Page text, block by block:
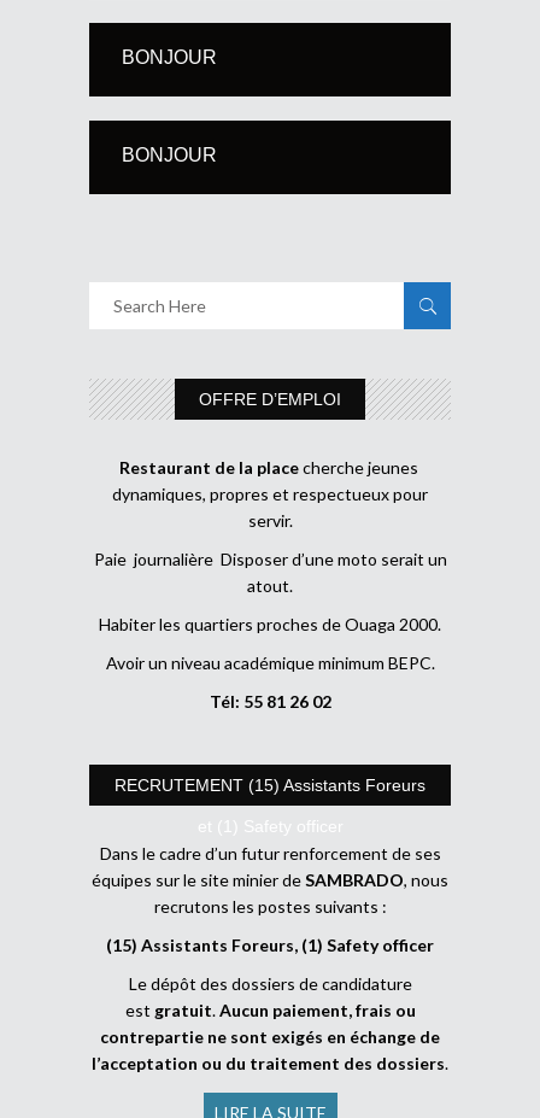
BONJOUR
BONJOUR
OFFRE D’EMPLOI
Restaurant de la placecherche jeunes
dynamiques, propres et respectueux pour
servir.
Paie journalière Disposer d’une moto serait un
atout.
Habiter les quartiers proches de Ouaga 2000.
Avoir un niveau académique minimum BEPC.
Tél: 55 81 26 02
RECRUTEMENT (15) Assistants Foreurs
et (1) Safety officer
Dans le cadre d’un futur renforcement de ses
équipes sur le site minier deSAMBRADO, nous
recrutons les postes suivants :
(15) Assistants Foreurs, (1) Safety officer
Le dépôt des dossiers de candidature
est gratuit.Aucun paiement, frais ou
contrepartie ne sont exigés en échange de
l’acceptation ou du traitement des dossiers.
LIRE LA SUITE